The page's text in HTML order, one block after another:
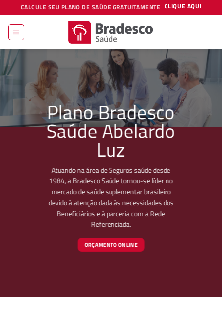
to
content
CALCULE SEU PLANO DE SAÚDE GRATUITAMENTE CLIQUE AQUI
Plano Bradesco
Saúde Abelardo
Luz
Atuando na área de Seguros saúde desde
1984, a Bradesco Saúde tornou-se líder no
mercado de saúde suplementar brasileiro
devido à atenção dada às necessidades dos
Beneficiários e à parceria com a Rede
Referenciada.
ORÇAMENTO ONLINE